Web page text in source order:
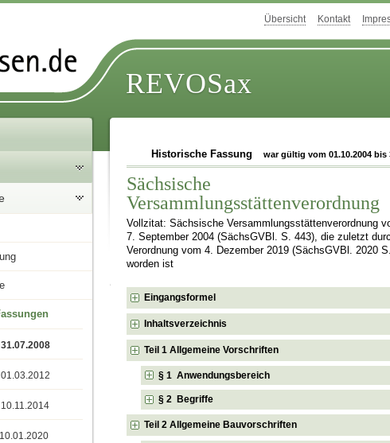
Übersicht Kontakt
REVOSax
Historische Fassung war gültig vom 01.10.2004 bis
Sächsische
Versammlungsstättenverordnung
Vollzitat: Sächsische Versammlungsstättenverordnung
7. September 2004 (SächsGVBl. S. 443), die zuletzt
Verordnung vom 4. Dezember 2019 (SächsGVBl. 2020
worden ist
Eingangsformel
Inhaltsverzeichnis
Teil 1 Allgemeine Vorschriften
§ 1 Anwendungsbereich
§ 2 Begriffe
Teil 2 Allgemeine Bauvorschriften